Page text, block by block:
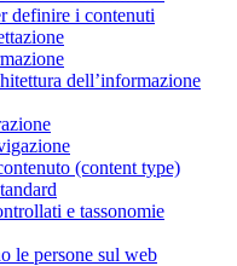
definire i contenuti
dell’informazione
(content type)
e tassonomie
le persone sul web